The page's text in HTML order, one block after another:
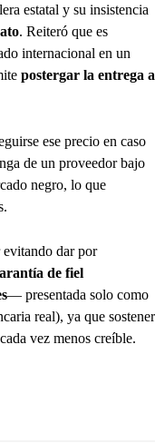
estatal y su insistencia
. Reiteró que es
internacional en un
postergar la entrega a
ese precio en caso
de un proveedor bajo
negro, lo que
evitando dar por
de fiel
— presentada solo como
real), ya que sostener
vez menos creíble.